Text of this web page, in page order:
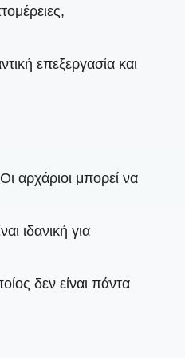
επεξεργασία και
αρχάριοι μπορεί να
ιδανική για
δεν είναι πάντα